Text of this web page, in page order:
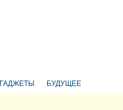
ГАДЖЕТЫ БУДУЩЕЕ